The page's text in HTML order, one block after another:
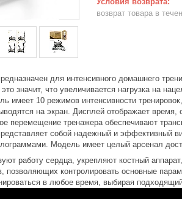
возврат товара в
для интенсивного домашнего
значит, что увеличивается нагрузка на
имеет 10 режимов интенсивности
на экран. Дисплей отображает
перемещение тренажера обеспечивают
собой надежный и эффективный
Модель имеет целый арсенал
работу сердца, укрепляют костный
позволяющих контролировать основные
в любое время, выбирая